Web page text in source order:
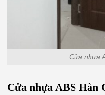
Cửa nhựa
Cửa nhựa ABS Hàn